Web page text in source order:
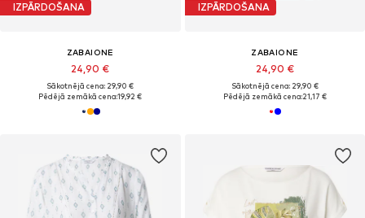
IZPĀRDOŠANA
ZABAIONE
24,90 €
Sākotnējā cena: 29,90 €
Pēdējā zemākā cena:19,92 €
IZPĀRDOŠANA
ZABAIONE
24,90 €
Sākotnējā cena: 29,90 €
Pēdējā zemākā cena:21,17 €